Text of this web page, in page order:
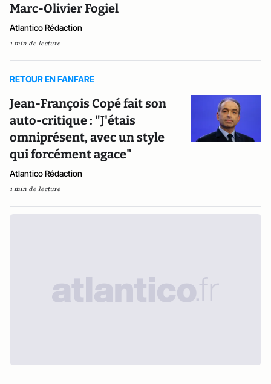
Marc-Olivier Fogiel
Atlantico Rédaction
1 min de lecture
RETOUR EN FANFARE
Jean-François Copé fait son
auto-critique : "J'étais
omniprésent, avec un style
qui forcément agace"
Atlantico Rédaction
1 min de lecture